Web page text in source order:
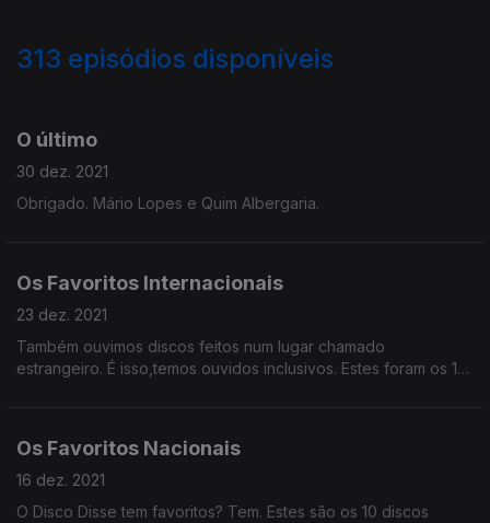
313 episódios disponíveis
O último
30 dez. 2021
Obrigado. Mário Lopes e Quim Albergaria.
Os Favoritos Internacionais
23 dez. 2021
Também ouvimos discos feitos num lugar chamado
estrangeiro. É isso,temos ouvidos inclusivos. Estes foram os 10
Os Favoritos Nacionais
16 dez. 2021
O Disco Disse tem favoritos? Tem. Estes são os 10 discos